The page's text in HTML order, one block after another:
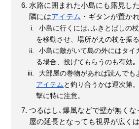
水路に囲まれた小島にも露見し
隣にはアイテム ・ギタンが置か
小島に行くには､ふきとばしの
を移動させ、場所がえの杖を振る
小島に敵がいて島の外にはタイ
る場合、投げてもらうのも有効｡
大部屋の巻物があれば読んでも
アイテム と釣り合うかは運次第
撃に特に注意。
つるはし､爆風などで壁が無くな
屋の延長となっても視界が広く